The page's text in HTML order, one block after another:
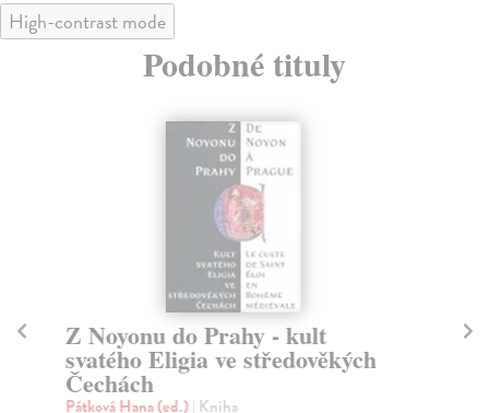
High-contrast mode
Podobné tituly
Z Noyonu do Prahy - kult
svatého Eligia ve středověkých
Čechách
Pátková Hana (ed.)| Kniha